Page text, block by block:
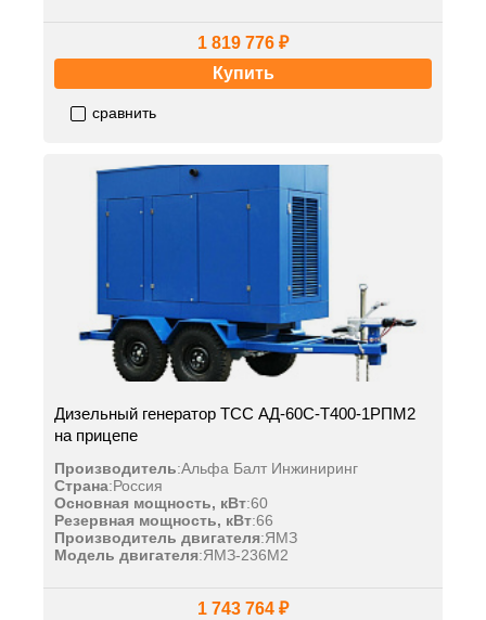
1 819 776 ₽
Купить
сравнить
Дизельный генератор ТСС АД-60С-Т400-1РПМ2
на прицепе
Производитель:Альфа Балт Инжиниринг
Страна:Россия
Основная мощность, кВт:60
Резервная мощность, кВт:66
Производитель двигателя:ЯМЗ
Модель двигателя:ЯМЗ-236М2
1 743 764 ₽